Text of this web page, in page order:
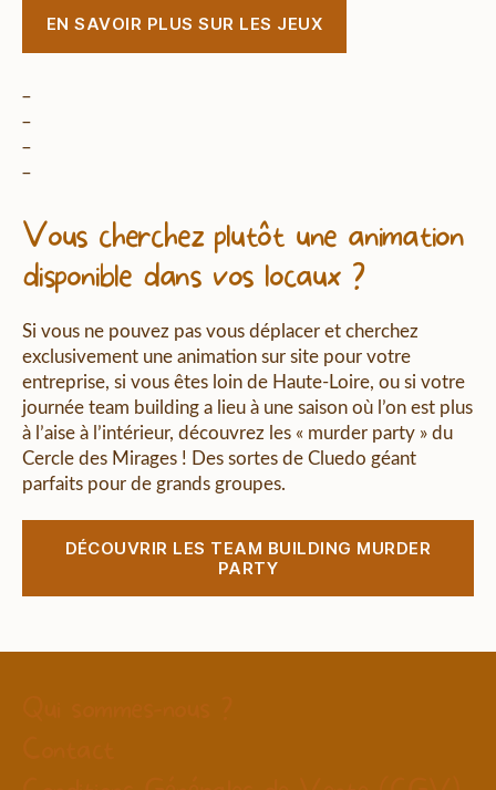
EN SAVOIR PLUS SUR LES JEUX
Vous cherchez plutôt une animation
disponible dans vos locaux ?
Si vous ne pouvez pas vous déplacer et cherchez
exclusivement une animation sur site pour votre
entreprise, si vous êtes loin de Haute-Loire, ou si votre
journée team building a lieu à une saison où l’on est plus
à l’aise à l’intérieur, découvrez les « murder party » du
Cercle des Mirages ! Des sortes de Cluedo géant
parfaits pour de grands groupes.
DÉCOUVRIR LES TEAM BUILDING MURDER
PARTY